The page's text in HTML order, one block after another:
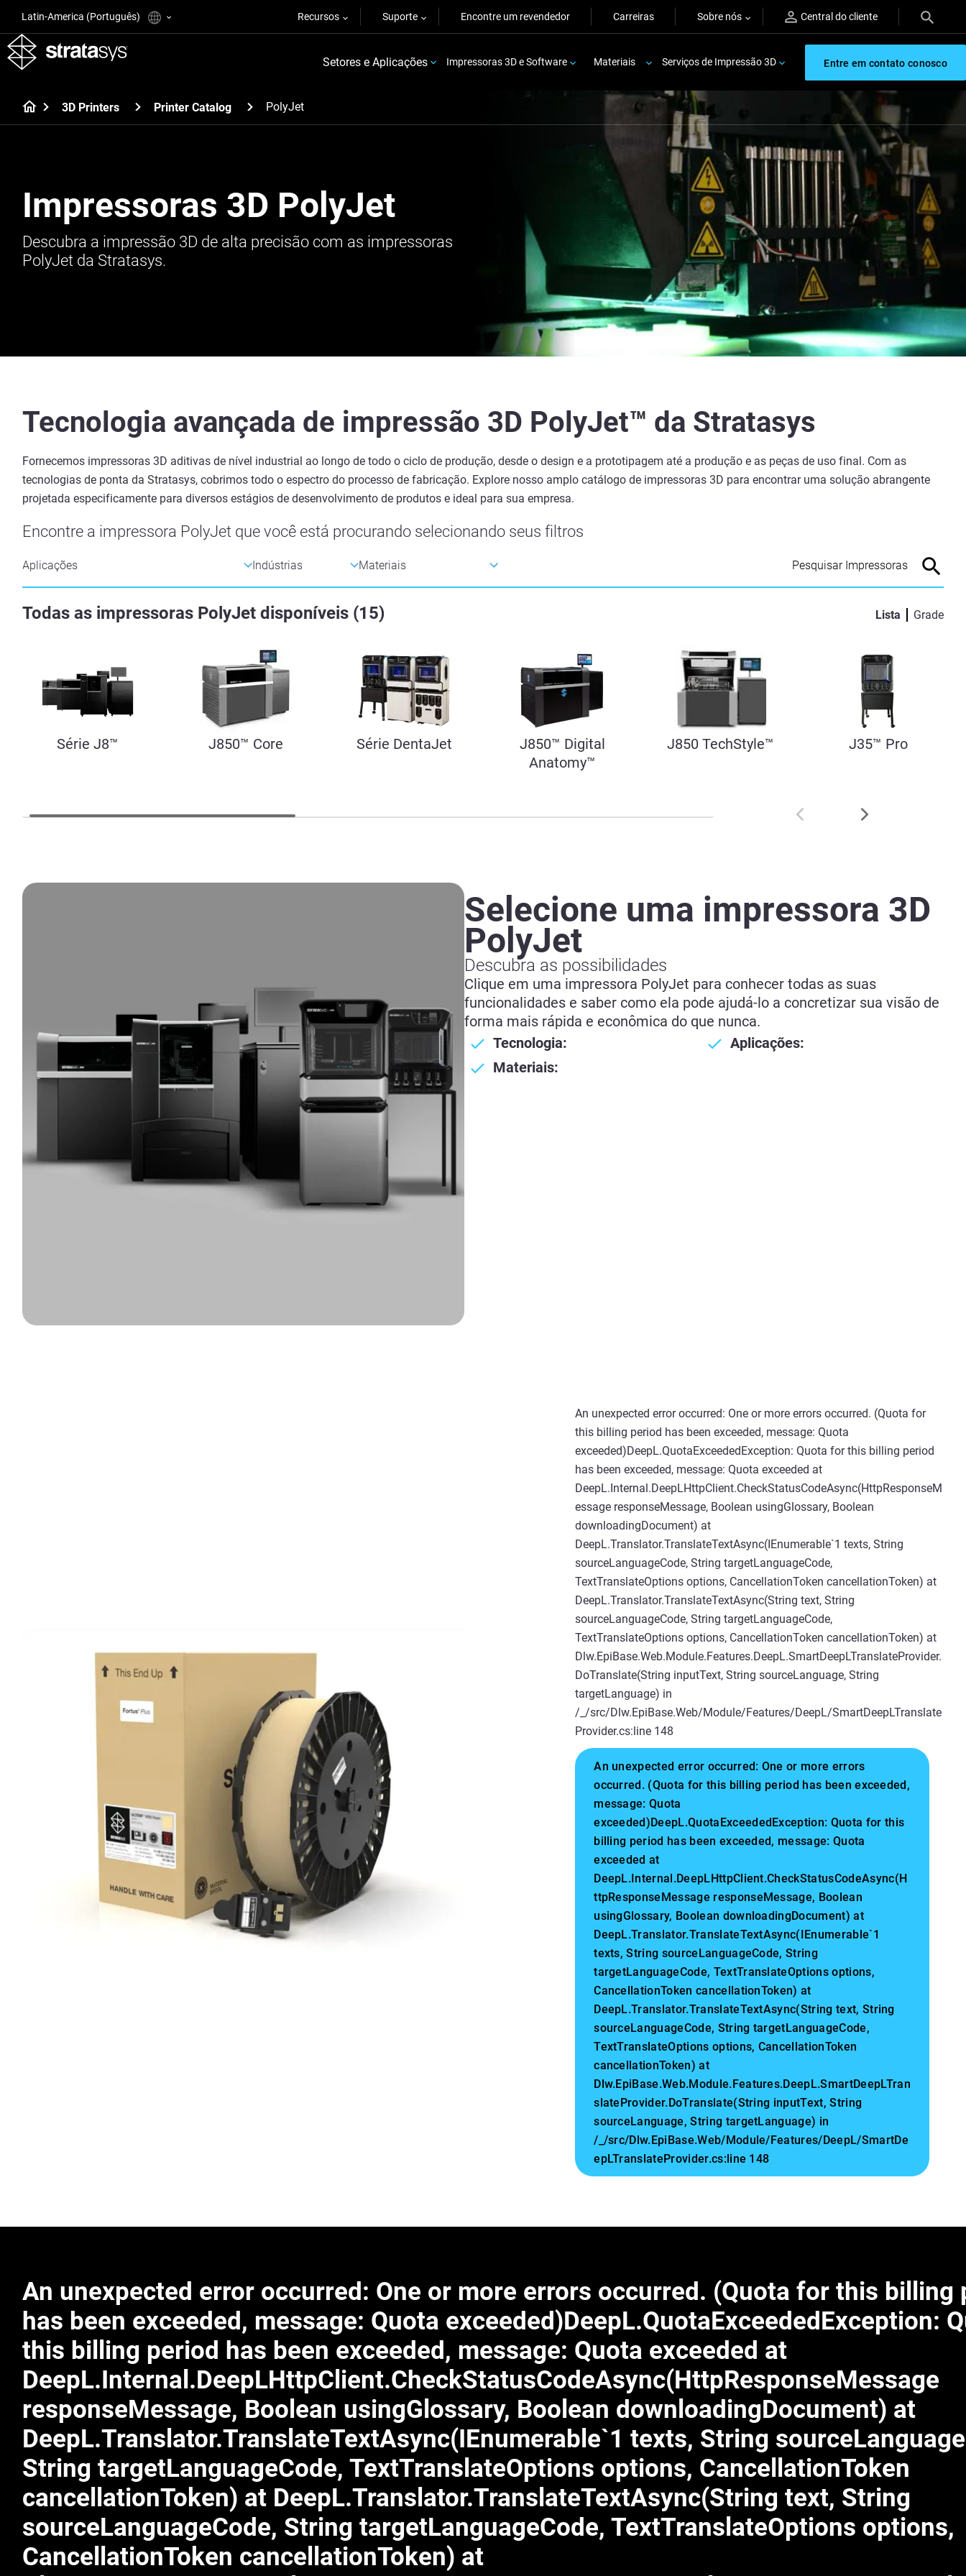
Latin-America (Português) Recursos Suporte Encontre um revendedor Carreiras Sobre nós Central do cliente
Setores e Aplicações Impressoras 3D e Software Materiais Serviços de Impressão 3D Entre em contato conosco
3D Printers Printer Catalog PolyJet
Impressoras 3D PolyJet
Descubra a impressão 3D de alta precisão com as impressoras
PolyJet da Stratasys.
Tecnologia avançada de impressão 3D PolyJet™ da Stratasys
Fornecemos impressoras 3D aditivas de nível industrial ao longo de todo o ciclo de produção, desde o design e a prototipagem até a produção e as peças de uso final. Com as
tecnologias de ponta da Stratasys, cobrimos todo o espectro do processo de fabricação. Explore nosso amplo catálogo de impressoras 3D para encontrar uma solução abrangente
projetada especificamente para diversos estágios de desenvolvimento de produtos e ideal para sua empresa.
Encontre a impressora PolyJet que você está procurando selecionando seus filtros
Todas as impressoras PolyJet disponíveis (15) Lista Grade
Série J8™ J850™ Core Série DentaJet
J850™ Digital
Anatomy™
J850 TechStyle™ J35™ Pro
Selecione uma impressora 3D
PolyJet
Descubra as possibilidades
Clique em uma impressora PolyJet para conhecer todas as suas
funcionalidades e saber como ela pode ajudá-lo a concretizar sua visão de
forma mais rápida e econômica do que nunca.
Tecnologia:
Aplicações:
Materiais:
An unexpected error occurred: One or more errors occurred. (Quota for
this billing period has been exceeded, message: Quota
exceeded)DeepL.QuotaExceededException: Quota for this billing period
has been exceeded, message: Quota exceeded at
DeepL.Internal.DeepLHttpClient.CheckStatusCodeAsync(HttpResponseM
essage responseMessage, Boolean usingGlossary, Boolean
downloadingDocument) at
DeepL.Translator.TranslateTextAsync(IEnumerable`1 texts, String
sourceLanguageCode, String targetLanguageCode,
TextTranslateOptions options, CancellationToken cancellationToken) at
DeepL.Translator.TranslateTextAsync(String text, String
sourceLanguageCode, String targetLanguageCode,
TextTranslateOptions options, CancellationToken cancellationToken) at
Dlw.EpiBase.Web.Module.Features.DeepL.SmartDeepLTranslateProvider.
DoTranslate(String inputText, String sourceLanguage, String
targetLanguage) in
/_/src/Dlw.EpiBase.Web/Module/Features/DeepL/SmartDeepLTranslate
Provider.cs:line 148
An unexpected error occurred: One or more errors
occurred. (Quota for this billing period has been exceeded,
message: Quota
exceeded)DeepL.QuotaExceededException: Quota for this
billing period has been exceeded, message: Quota
exceeded at
DeepL.Internal.DeepLHttpClient.CheckStatusCodeAsync(H
ttpResponseMessage responseMessage, Boolean
usingGlossary, Boolean downloadingDocument) at
DeepL.Translator.TranslateTextAsync(IEnumerable`1
texts, String sourceLanguageCode, String
targetLanguageCode, TextTranslateOptions options,
CancellationToken cancellationToken) at
DeepL.Translator.TranslateTextAsync(String text, String
sourceLanguageCode, String targetLanguageCode,
TextTranslateOptions options, CancellationToken
cancellationToken) at
Dlw.EpiBase.Web.Module.Features.DeepL.SmartDeepLTran
slateProvider.DoTranslate(String inputText, String
sourceLanguage, String targetLanguage) in
/_/src/Dlw.EpiBase.Web/Module/Features/DeepL/SmartDe
epLTranslateProvider.cs:line 148
An unexpected error occurred: One or more errors occurred. (Quota for this billing
has been exceeded, message: Quota exceeded)DeepL.QuotaExceededException:
this billing period has been exceeded, message: Quota exceeded at
DeepL.Internal.DeepLHttpClient.CheckStatusCodeAsync(HttpResponseMessage
responseMessage, Boolean usingGlossary, Boolean downloadingDocument) at
DeepL.Translator.TranslateTextAsync(IEnumerable`1 texts, String
String targetLanguageCode, TextTranslateOptions options, CancellationToken
cancellationToken) at DeepL.Translator.TranslateTextAsync(String text, String
sourceLanguageCode, String targetLanguageCode, TextTranslateOptions options,
CancellationToken cancellationToken) at